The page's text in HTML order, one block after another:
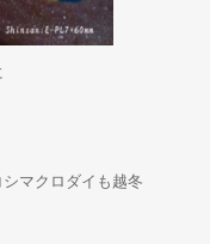
マクロダイも越冬